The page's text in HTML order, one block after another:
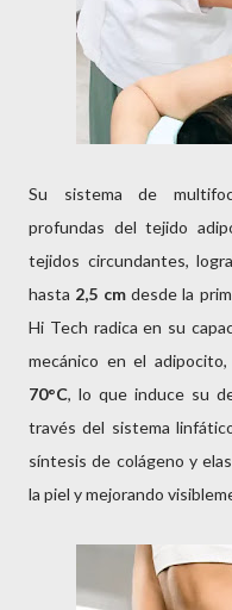
Su sistema de
profundas del tejido
tejidos circundantes,
hasta 2,5 cmdesde la
Hi Tech radica en su
mecánico en el
70°C, lo que induce su
través del sistema
síntesis de colágeno y
la piel y mejorando